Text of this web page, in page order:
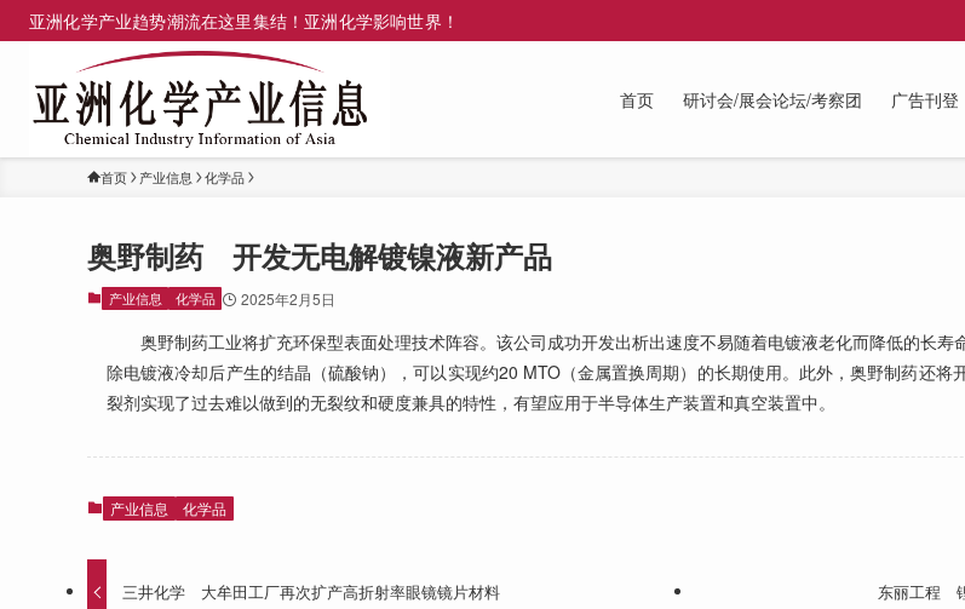
亚洲化学产业趋势潮流在这里集结！亚洲化学影响世界！
首页 研讨会/展会论坛/考察团 广告刊登
首页 产业信息 化学品
奥野制药 开发无电解镀镍液新产品
产业信息 化学品 2025年2月5日
奥野制药工业将扩充环保型表面处理技术阵容。该公司成功开发出析出速度不易随着电镀液老化而降低的长寿
除电镀液冷却后产生的结晶（硫酸钠），可以实现约20 MTO（金属置换周期）的长期使用。此外，奥野制药还将
裂剂实现了过去难以做到的无裂纹和硬度兼具的特性，有望应用于半导体生产装置和真空装置中。
产业信息 化学品
三井化学 大牟田工厂再次扩产高折射率眼镜镜片材料 东丽工程